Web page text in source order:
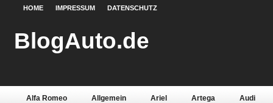
HOME IMPRESSUM DATENSCHUTZ
BlogAuto.de
Alfa Romeo Allgemein Ariel Artega Audi